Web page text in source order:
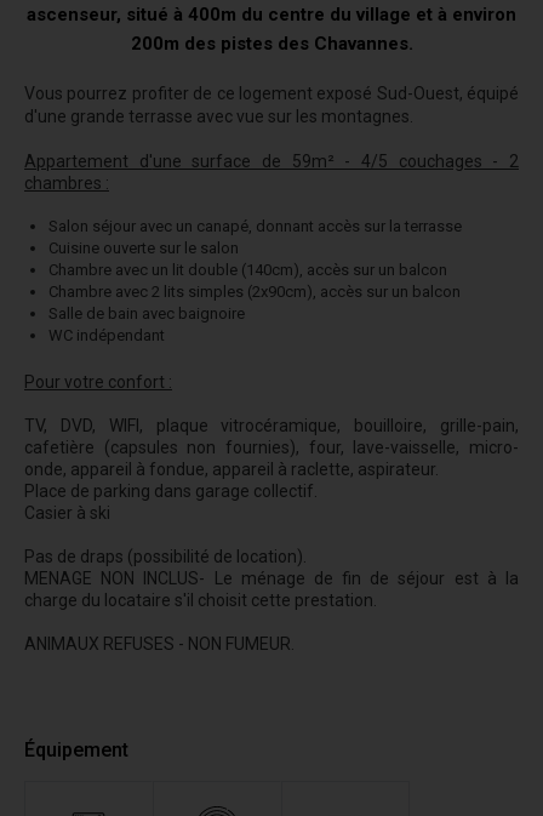
ascenseur, situé à 400m du centre du village et à environ
200m des pistes des Chavannes.
Vous pourrez profiter de ce logement exposé Sud-Ouest, équipé
d'une grande terrasse avec vue sur les montagnes.
Appartement d'une surface de 59m² - 4/5 couchages - 2
chambres :
Salon séjour avec un canapé, donnant accès sur la terrasse
Cuisine ouverte sur le salon
Chambre avec un lit double (140cm), accès sur un balcon
Chambre avec 2 lits simples (2x90cm), accès sur un balcon
Salle de bain avec baignoire
WC indépendant
Pour votre confort :
TV, DVD, WIFI, plaque vitrocéramique, bouilloire, grille-pain,
cafetière (capsules non fournies), four, lave-vaisselle, micro-
onde, appareil à fondue, appareil à raclette, aspirateur.
Place de parking dans garage collectif.
Casier à ski
Pas de draps (possibilité de location).
MENAGE NON INCLUS- Le ménage de fin de séjour est à la
charge du locataire s'il choisit cette prestation.
ANIMAUX REFUSES - NON FUMEUR.
Équipement